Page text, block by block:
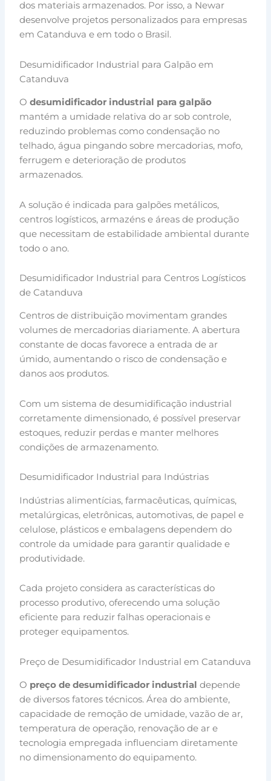
dos materiais armazenados. Por isso, a Newar
desenvolve projetos personalizados para empresas
em Catanduva e em todo o Brasil.
Desumidificador Industrial para Galpão em
Catanduva
Odesumidificador industrial para galpão
mantém a umidade relativa do ar sob controle,
reduzindo problemas como condensação no
telhado, água pingando sobre mercadorias, mofo,
ferrugem e deterioração de produtos
armazenados.
A solução é indicada para galpões metálicos,
centros logísticos, armazéns e áreas de produção
que necessitam de estabilidade ambiental durante
todo o ano.
Desumidificador Industrial para Centros Logísticos
de Catanduva
Centros de distribuição movimentam grandes
volumes de mercadorias diariamente. A abertura
constante de docas favorece a entrada de ar
úmido, aumentando o risco de condensação e
danos aos produtos.
Com um sistema de desumidificação industrial
corretamente dimensionado, é possível preservar
estoques, reduzir perdas e manter melhores
condições de armazenamento.
Desumidificador Industrial para Indústrias
Indústrias alimentícias, farmacêuticas, químicas,
metalúrgicas, eletrônicas, automotivas, de papel e
celulose, plásticos e embalagens dependem do
controle da umidade para garantir qualidade e
produtividade.
Cada projeto considera as características do
processo produtivo, oferecendo uma solução
eficiente para reduzir falhas operacionais e
proteger equipamentos.
Preço de Desumidificador Industrial em Catanduva
O preço de desumidificador industrial depende
de diversos fatores técnicos. Área do ambiente,
capacidade de remoção de umidade, vazão de ar,
temperatura de operação, renovação de ar e
tecnologia empregada influenciam diretamente
no dimensionamento do equipamento.